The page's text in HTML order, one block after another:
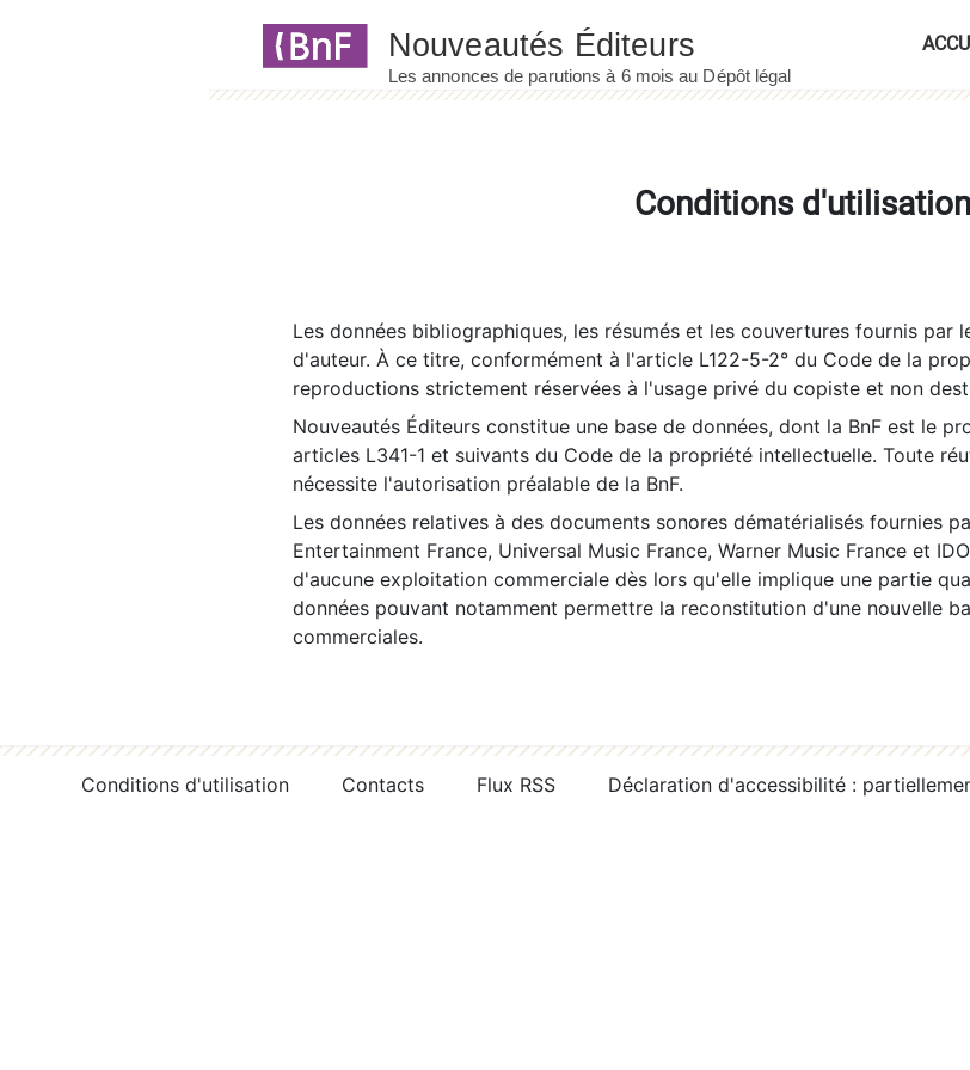
Conditions d'utilisation
Les données bibliographiques, les résumés et les couvertures fournis
d'auteur. À ce titre, conformément à l'article L122-5-2° du Code de la
reproductions strictement réservées à l'usage privé du copiste et non
Nouveautés Éditeurs constitue une base de données, dont la BnF est le
articles L341-1 et suivants du Code de la propriété intellectuelle. Toute
nécessite l'autorisation préalable de la BnF.
Les données relatives à des documents sonores dématérialisés fournies
Entertainment France, Universal Music France, Warner Music France et
d'aucune exploitation commerciale dès lors qu'elle implique une partie
données pouvant notamment permettre la reconstitution d'une nouvelle
commerciales.
Conditions d'utilisation Contacts Flux RSS Déclaration d'accessibilité :